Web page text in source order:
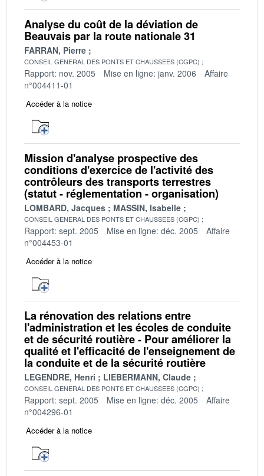
Analyse du coût de la déviation de
Beauvais par la route nationale 31
FARRAN, Pierre
CONSEIL GENERAL DES PONTS ET CHAUSSEES (CGPC)
Rapport: nov. 2005 Mise en ligne: janv. 2006
Affaire
n°004411-01
Accéder à la notice
Mission d'analyse prospective des
conditions d'exercice de l'activité des
contrôleurs des transports terrestres
(statut - réglementation - organisation)
LOMBARD, Jacques MASSIN, Isabelle
CONSEIL GENERAL DES PONTS ET CHAUSSEES (CGPC)
Rapport: sept. 2005 Mise en ligne: déc. 2005
Affaire
n°004453-01
Accéder à la notice
La rénovation des relations entre
l'administration et les écoles de conduite
et de sécurité routière - Pour améliorer la
qualité et l'efficacité de l'enseignement de
la conduite et de la sécurité routière
LEGENDRE, Henri LIEBERMANN, Claude
CONSEIL GENERAL DES PONTS ET CHAUSSEES (CGPC)
Rapport: sept. 2005 Mise en ligne: déc. 2005
Affaire
n°004296-01
Accéder à la notice